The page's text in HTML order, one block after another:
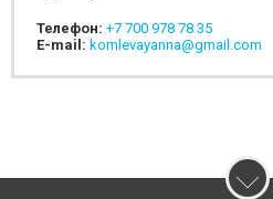
Телефон: +7 700 978 78 35
E-mail: komlevayanna@gmail.com